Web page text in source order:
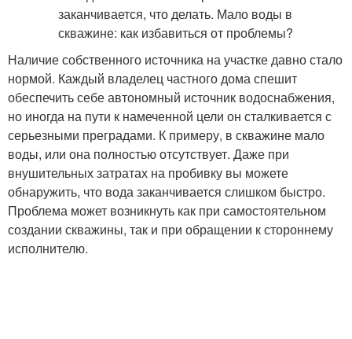
Наличие собственного источника на участке давно стало
нормой. Каждый владелец частного дома спешит
обеспечить себе автономный источник водоснабжения,
но иногда на пути к намеченной цели он сталкивается с
серьезными преградами. К примеру, в скважине мало
воды, или она полностью отсутствует. Даже при
внушительных затратах на пробивку вы можете
обнаружить, что вода заканчивается слишком быстро.
Проблема может возникнуть как при самостоятельном
создании скважины, так и при обращении к стороннему
исполнителю.